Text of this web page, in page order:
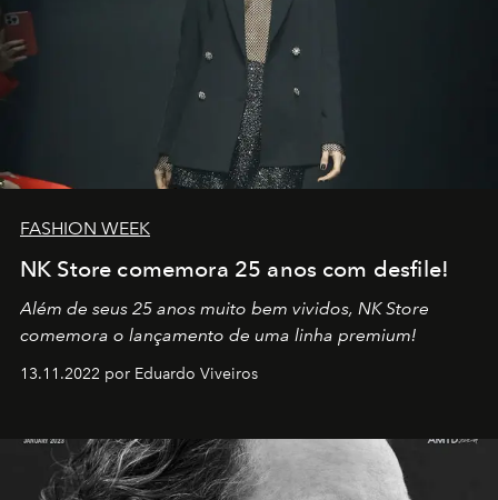
FASHION WEEK
NK Store comemora 25 anos com desfile!
Além de seus 25 anos muito bem vividos, NK Store
comemora o lançamento de uma linha premium!
13.11.2022 por Eduardo Viveiros